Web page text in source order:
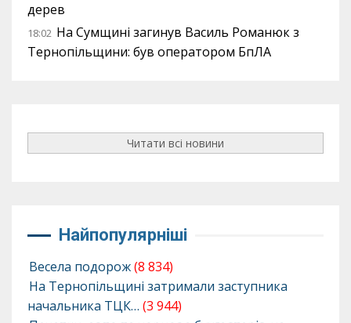
дерев
18:02 На Сумщині загинув Василь Романюк з
Тернопільщини: був оператором БпЛА
Читати всі новини
Найпопулярніші
Весела подорож(8 834)
На Тернопільщині затримали заступника
начальника ТЦК… (3 944)